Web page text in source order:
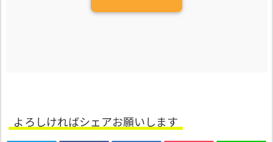
よろしければシェアお願いします